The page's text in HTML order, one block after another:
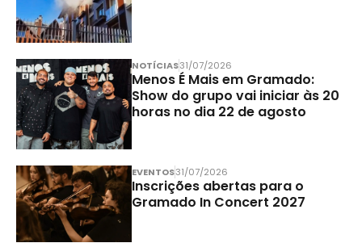
NOTÍCIAS31/07/2026
Menos É Mais em Gramado:
Show do grupo vai iniciar às 20
horas no dia 22 de agosto
EVENTOS31/07/2026
Inscrições abertas para o
Gramado In Concert 2027